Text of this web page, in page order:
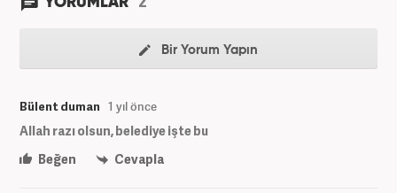
Bir Yorum Yapın
Bülent duman 1 yıl önce
Allah razı olsun, belediye işte bu
Beğen
Cevapla